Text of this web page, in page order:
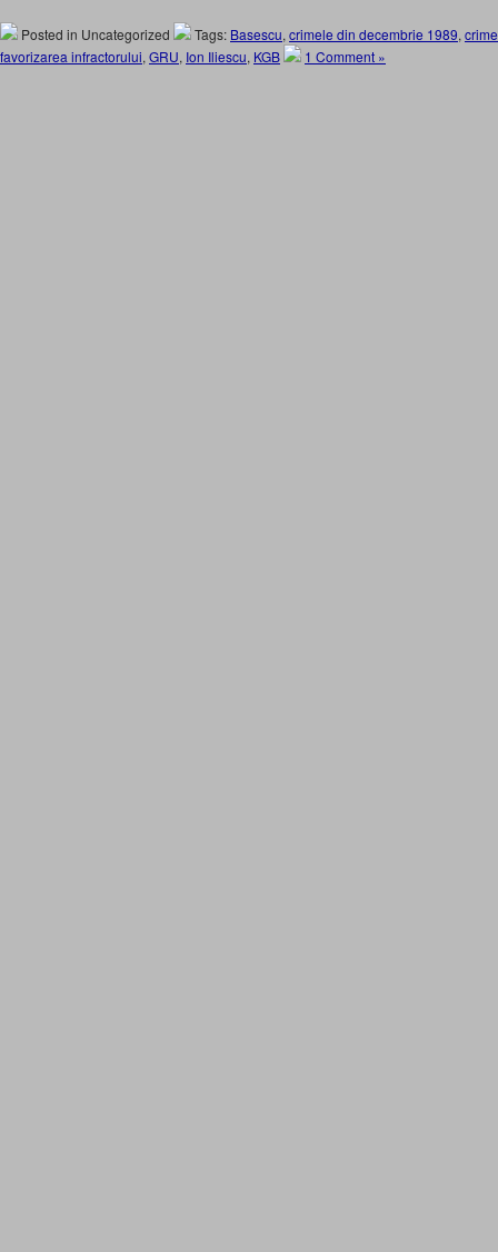
Posted in Uncategorized Tags: Basescu, crimele din decembrie 1989,
favorizarea infractorului, GRU, Ion Iliescu, KGB 1 Comment »